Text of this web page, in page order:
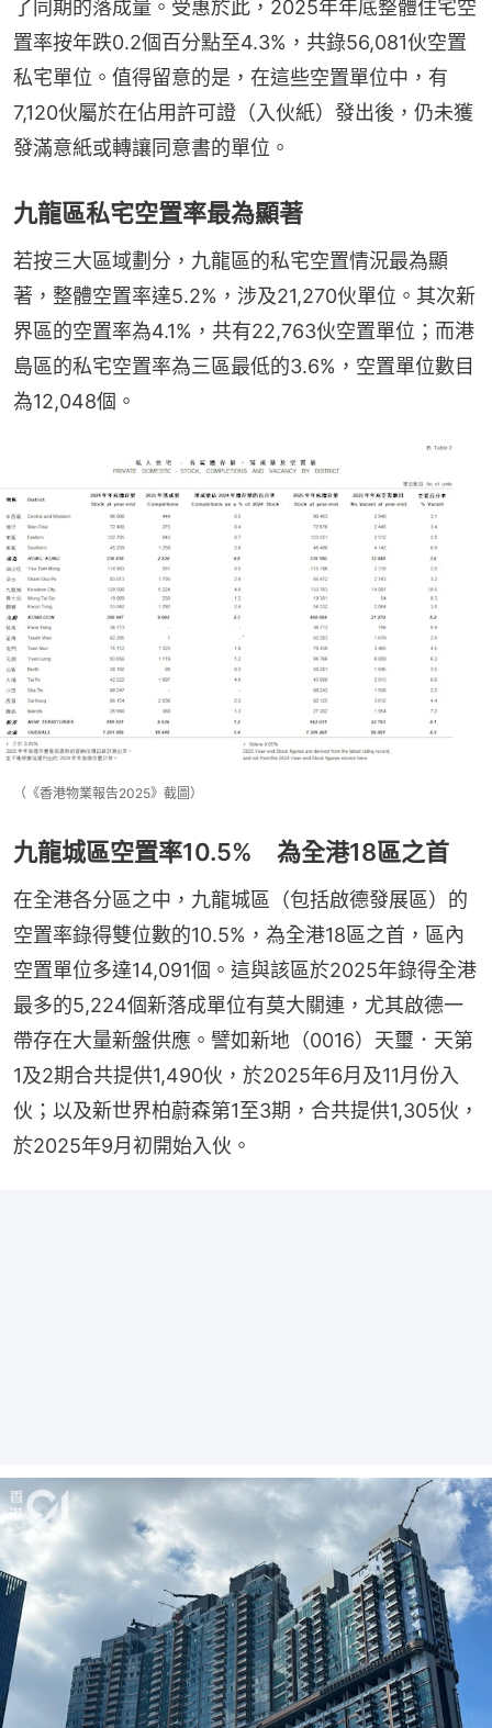
了同期的落成量。受惠於此，2025年年底整體住宅空
置率按年跌0.2個百分點至4.3%，共錄56,081伙空置
私宅單位。值得留意的是，在這些空置單位中，有
7,120伙屬於在佔用許可證（入伙紙）發出後，仍未獲
發滿意紙或轉讓同意書的單位。
九龍區私宅空置率最為顯著
若按三大區域劃分，九龍區的私宅空置情況最為顯
著，整體空置率達5.2%，涉及21,270伙單位。其次新
界區的空置率為4.1%，共有22,763伙空置單位；而港
島區的私宅空置率為三區最低的3.6%，空置單位數目
為12,048個。
（《香港物業報告2025》截圖）
九龍城區空置率10.5% 為全港18區之首
在全港各分區之中，九龍城區（包括啟德發展區）的
空置率錄得雙位數的10.5%，為全港18區之首，區內
空置單位多達14,091個。這與該區於2025年錄得全港
最多的5,224個新落成單位有莫大關連，尤其啟德一
帶存在大量新盤供應。譬如新地（0016）天璽．天第
1及2期合共提供1,490伙，於2025年6月及11月份入
伙；以及新世界柏蔚森第1至3期，合共提供1,305伙，
於2025年9月初開始入伙。